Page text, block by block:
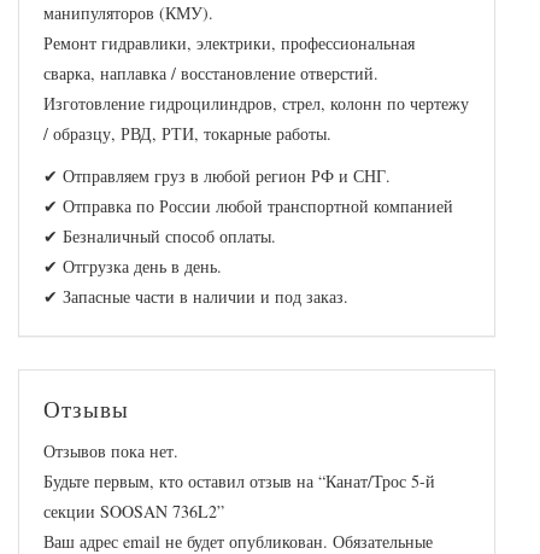
манипуляторов (КМУ).
Ремонт гидравлики, электрики, профессиональная
сварка, наплавка / восстановление отверстий.
Изготовление гидроцилиндров, стрел, колонн по чертежу
/ образцу, РВД, РТИ, токарные работы.
✔ Отправляем груз в любой регион РФ и СНГ.
✔ Отправка по России любой транспортной компанией
✔ Безналичный способ оплаты.
✔ Отгрузка день в день.
✔ Запасные части в наличии и под заказ.
Отзывы
Отзывов пока нет.
Будьте первым, кто оставил отзыв на “Канат/Трос 5-й
секции SOOSAN 736L2”
Ваш адрес email не будет опубликован. Обязательные